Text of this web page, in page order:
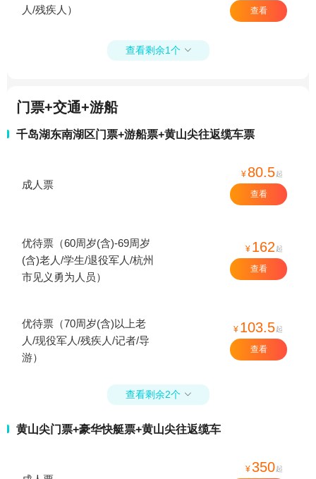
人/残疾人）
查看
查看剩余1个 
门票+交通+游船
千岛湖东南湖区门票+游船票+黄山尖往返缆车票
成人票
¥ 80.5起
查看
优待票（60周岁(含)-69周岁
(含)老人/学生/退役军人/杭州
市见义勇为人员）
¥ 162 起
查看
优待票（70周岁(含)以上老
人/现役军人/残疾人/记者/导
游）
¥ 103.5起
查看
查看剩余2个 
黄山尖门票+豪华快艇票+黄山尖往返缆车
¥350起